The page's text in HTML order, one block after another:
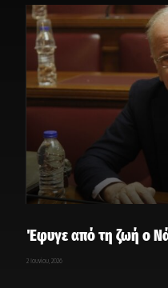
Έφυγε από τη ζωή ο
2 Ιουνίου, 2026